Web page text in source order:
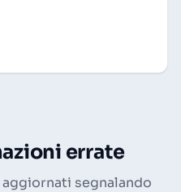
errate
segnalando